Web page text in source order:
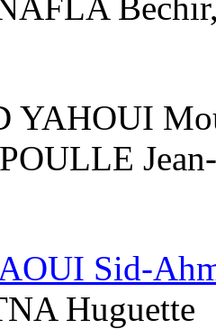
YAHOUI
Sid-
Huguette